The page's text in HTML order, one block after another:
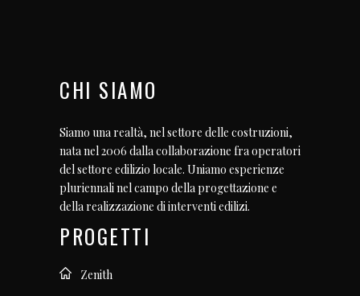
CHI SIAMO
Siamo una realtà, nel settore delle costruzioni,
nata nel 2006 dalla collaborazione fra operatori
del settore edilizio locale. Uniamo esperienze
pluriennali nel campo della progettazione e
della realizzazione di interventi edilizi.
PROGETTI
Zenith